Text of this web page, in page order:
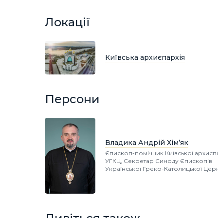
Локації
Київська архиєпархія
Персони
Владика Андрій Хім’як
Єпископ-помічник Київської
УГКЦ, Секретар Синоду Єпископів
Української Греко-Католицької